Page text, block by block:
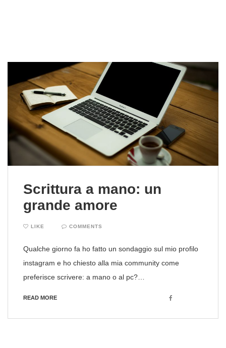
Scrittura a mano: un
grande amore
LIKE COMMENTS
Qualche giorno fa ho fatto un sondaggio sul mio profilo
instagram e ho chiesto alla mia community come
preferisce scrivere: a mano o al pc?…
READ MORE Facebook